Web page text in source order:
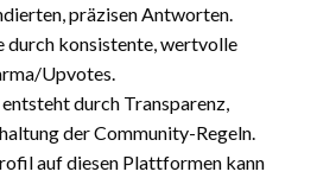
präzisen Antworten.
durch konsistente, wertvolle
Upvotes.
durch Transparenz,
der Community-Regeln.
auf diesen Plattformen kann